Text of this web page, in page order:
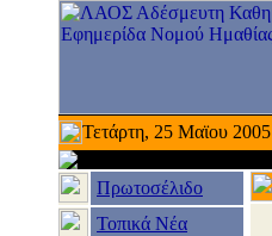
Τετάρτη, 25 Μαϊου 2005
Πρωτοσέλιδο
Τοπικά Νέα